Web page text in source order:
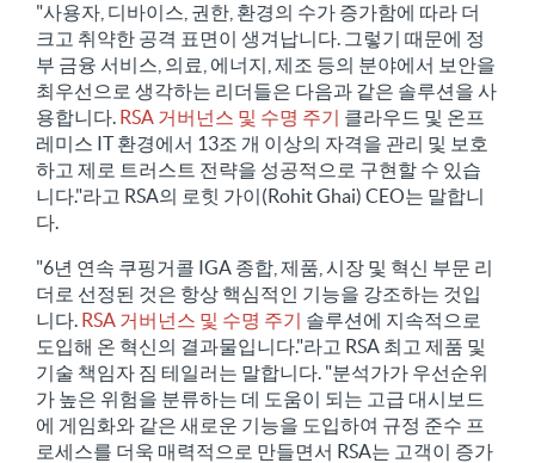
"사용자, 디바이스, 권한, 환경의 수가 증가함에 따라 더
크고 취약한 공격 표면이 생겨납니다. 그렇기 때문에 정
부 금융 서비스, 의료, 에너지, 제조 등의 분야에서 보안을
최우선으로 생각하는 리더들은 다음과 같은 솔루션을 사
용합니다. RSA 거버넌스 및 수명 주기 클라우드 및 온프
레미스 IT 환경에서 13조 개 이상의 자격을 관리 및 보호
하고 제로 트러스트 전략을 성공적으로 구현할 수 있습
니다."라고 RSA의 로힛 가이(Rohit Ghai) CEO는 말합니
다.
"6년 연속 쿠핑거콜 IGA 종합, 제품, 시장 및 혁신 부문 리
더로 선정된 것은 항상 핵심적인 기능을 강조하는 것입
니다. RSA 거버넌스 및 수명 주기 솔루션에 지속적으로
도입해 온 혁신의 결과물입니다."라고 RSA 최고 제품 및
기술 책임자 짐 테일러는 말합니다. "분석가가 우선순위
가 높은 위험을 분류하는 데 도움이 되는 고급 대시보드
에 게임화와 같은 새로운 기능을 도입하여 규정 준수 프
로세스를 더욱 매력적으로 만들면서 RSA는 고객이 증가